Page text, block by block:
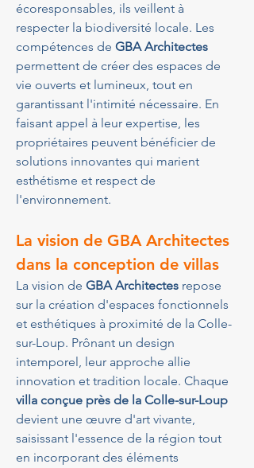
écoresponsables, ils veillent à
respecter la biodiversité locale. Les
compétences de GBA Architectes
permettent de créer des espaces de
vie ouverts et lumineux, tout en
garantissant l'intimité nécessaire. En
faisant appel à leur expertise, les
propriétaires peuvent bénéficier de
solutions innovantes qui marient
esthétisme et respect de
l'environnement.
La vision de GBA Architectes
dans la conception de villas
La vision de GBA Architectes repose
sur la création d'espaces fonctionnels
et esthétiques à proximité de la Colle-
sur-Loup. Prônant un design
intemporel, leur approche allie
innovation et tradition locale. Chaque
villa conçue près de la Colle-sur-Loup
devient une œuvre d'art vivante,
saisissant l'essence de la région tout
en incorporant des éléments